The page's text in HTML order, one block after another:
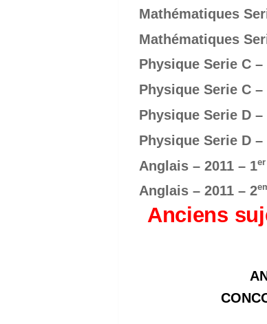
Mathématiques
Mathématiques
Physique Serie C –
Physique Serie C –
Physique Serie D –
Physique Serie D –
Anglais – 2011 – 1er
Anglais – 2011 – 2
Anciens